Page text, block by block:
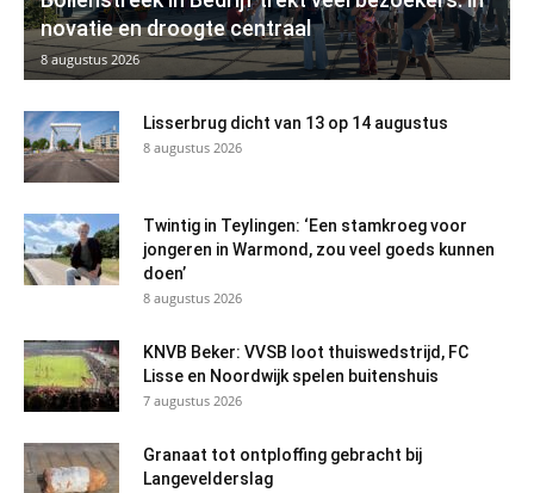
novatie en droogte centraal
8 augustus 2026
Lisserbrug dicht van 13 op 14 augustus
8 augustus 2026
Twintig in Teylingen: ‘Een stamkroeg voor
jongeren in Warmond, zou veel goeds kunnen
doen’
8 augustus 2026
KNVB Beker: VVSB loot thuiswedstrijd, FC
Lisse en Noordwijk spelen buitenshuis
7 augustus 2026
Granaat tot ontploffing gebracht bij
Langevelderslag